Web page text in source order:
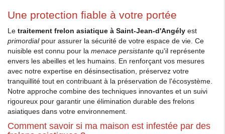
Une protection fiable à votre portée
Le traitement frelon asiatique à Saint-Jean-d'Angély est
primordialpour assurer la sécurité de votre espace de vie. Ce
nuisible est connu pour la menace persistante qu'il représente
envers les abeilles et les humains. En renforçant vos mesures
avec notre expertise en désinsectisation, préservez votre
tranquillité tout en contribuant à la préservation de l'écosystème.
Notre approche combine des techniques innovantes et un suivi
rigoureux pour garantir une élimination durable des frelons
asiatiques dans votre environnement.
Comment savoir si ma maison est infestée par des